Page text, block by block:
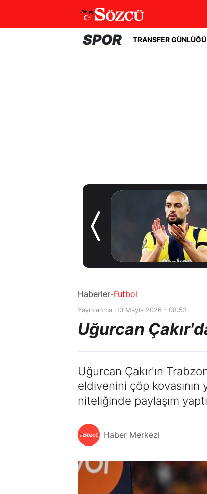
SPOR TRANSFER GÜNLÜĞÜ
Salah'a kavuştu!
Haberler-Futbol
Yayınlanma :10 Mayıs 2026 - 08:53
Uğurcan
Uğurcan Çakır'ın
eldivenini çöp
niteliğinde paylaşım
Haber Merkezi